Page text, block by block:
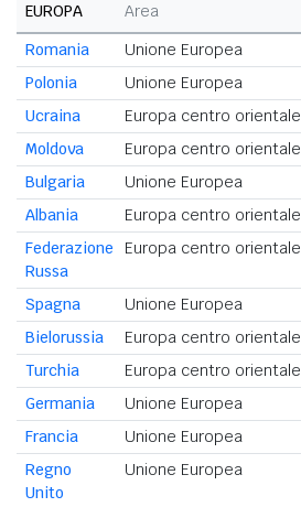
EUROPA Area
Romania
Unione Europea
Polonia
Unione Europea
Ucraina
Europa centro orientale
Moldova
Europa centro orientale
Bulgaria
Unione Europea
Albania
Europa centro orientale
Federazione
Russa
Europa centro orientale
Spagna Unione Europea
Bielorussia
Europa centro orientale
Turchia
Europa centro orientale
Germania
Unione Europea
Francia
Unione Europea
Regno
Unito
Unione Europea